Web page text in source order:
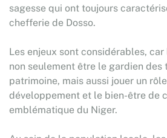
sagesse qui ont toujours
chefferie de Dosso.
Les enjeux sont considérables,
non seulement être le gardien des
patrimoine, mais aussi jouer un
développement et le bien-être de
emblématique du Niger.